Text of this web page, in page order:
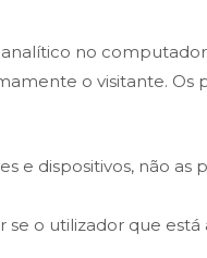
no
o visitante. Os
e dispositivos, não as
o utilizador que